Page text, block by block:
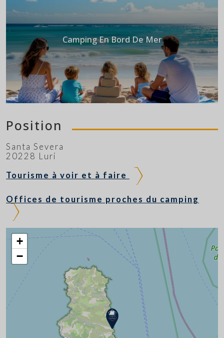
Camping En Bord De Mer
Position
Santa Severa
20228 Luri
Tourisme à voir et à faire
Offices de tourisme proches du camping
+
−